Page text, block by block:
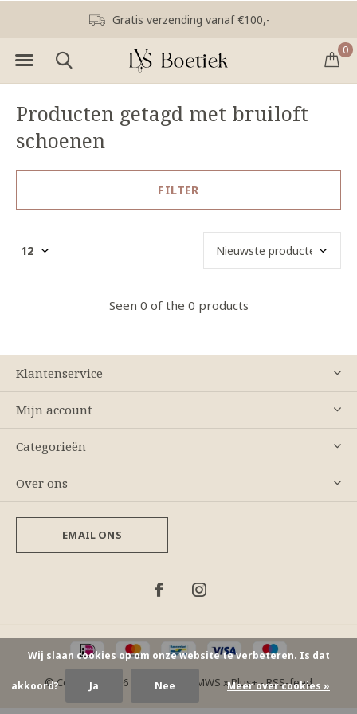
0
Gratis verzending vanaf €100,-
Producten getagd met bruiloft
schoenen
FILTER
Seen 0 of the 0 products
Klantenservice
Mijn account
Categorieën
Over ons
EMAIL ONS
© Copyright 2026 - Theme By DMWS xPlus+-RSS-feed
Wij slaan cookies op om onze website te verbeteren. Is dat
akkoord? Ja Nee Meer over cookies »